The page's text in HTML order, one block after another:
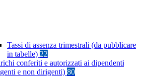
Tassi di assenza trimestrali (da pubblicare
in tabelle) 22
conferiti e autorizzati ai dipendenti
e non dirigenti) 80